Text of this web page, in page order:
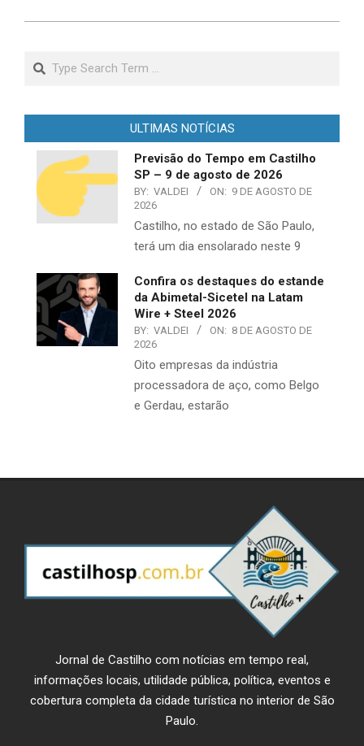
Search
ULTIMAS NOTÍCIAS
Previsão do Tempo em Castilho
SP – 9 de agosto de 2026
BY: VALDEI ON: 9 DE AGOSTO DE
2026
Castilho, no estado de São Paulo,
terá um dia ensolarado neste 9
Confira os destaques do estande
da Abimetal-Sicetel na Latam
Wire + Steel 2026
BY: VALDEI ON: 8 DE AGOSTO DE
2026
Oito empresas da indústria
processadora de aço, como Belgo
e Gerdau, estarão
Jornal de Castilho com notícias em tempo real,
informações locais, utilidade pública, política, eventos e
cobertura completa da cidade turística no interior de São
Paulo.